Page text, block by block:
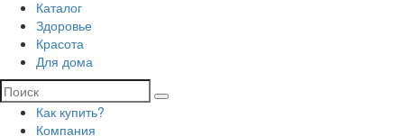
Каталог
Здоровье
Красота
Для дома
Как купить?
Компания